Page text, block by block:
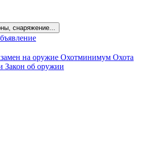
снаряжение...
на оружие Охотминимум Охота
Закон об оружии